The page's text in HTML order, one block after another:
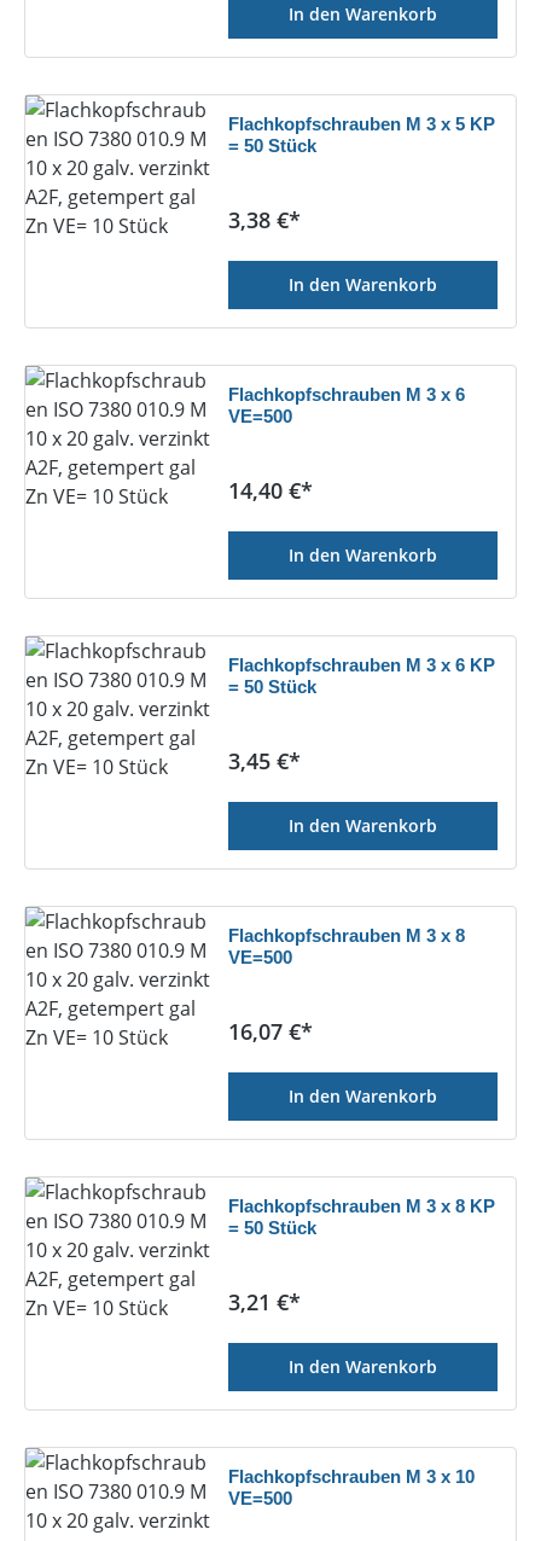
In den Warenkorb
Flachkopfschrauben M 3 x 5 KP
= 50 Stück
Regulärer Preis:
3,38 €*
In den Warenkorb
Flachkopfschrauben M 3 x 6
VE=500
Regulärer Preis:
14,40 €*
In den Warenkorb
Flachkopfschrauben M 3 x 6 KP
= 50 Stück
Regulärer Preis:
3,45 €*
In den Warenkorb
Flachkopfschrauben M 3 x 8
VE=500
Regulärer Preis:
16,07 €*
In den Warenkorb
Flachkopfschrauben M 3 x 8 KP
= 50 Stück
Regulärer Preis:
3,21 €*
In den Warenkorb
Flachkopfschrauben M 3 x 10
VE=500